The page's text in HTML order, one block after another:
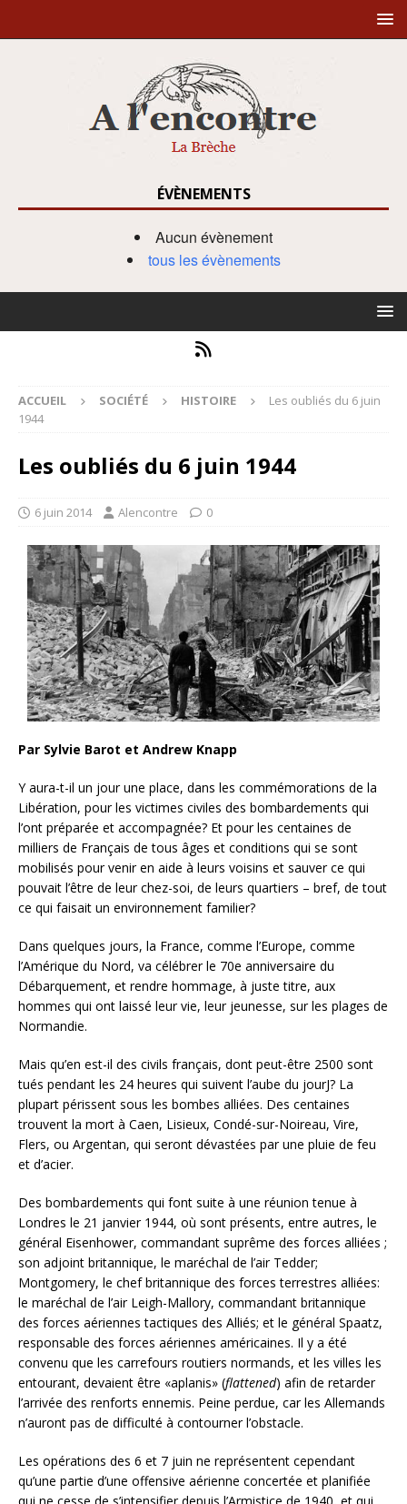
ÉVÈNEMENTS
Aucun évènement
tous les évènements
ACCUEIL SOCIÉTÉ HISTOIRE
Les oubliés du 6 juin
1944
Les oubliés du 6 juin 1944
6 juin 2014 Alencontre 0
Par Sylvie Barot et Andrew Knapp
Y aura-t-il un jour une place, dans les commémorations de la
Libération, pour les victimes civiles des bombardements qui
l’ont préparée et accompagnée? Et pour les centaines de
milliers de Français de tous âges et conditions qui se sont
mobilisés pour venir en aide à leurs voisins et sauver ce qui
pouvait l’être de leur chez-soi, de leurs quartiers – bref, de tout
ce qui faisait un environnement familier?
Dans quelques jours, la France, comme l’Europe, comme
l’Amérique du Nord, va célébrer le 70e anniversaire du
Débarquement, et rendre hommage, à juste titre, aux
hommes qui ont laissé leur vie, leur jeunesse, sur les plages de
Normandie.
Mais qu’en est-il des civils français, dont peut-être 2500 sont
tués pendant les 24 heures qui suivent l’aube du jourJ? La
plupart périssent sous les bombes alliées. Des centaines
trouvent la mort à Caen, Lisieux, Condé-sur-Noireau, Vire,
Flers, ou Argentan, qui seront dévastées par une pluie de feu
et d’acier.
Des bombardements qui font suite à une réunion tenue à
Londres le 21 janvier 1944, où sont présents, entre autres, le
général Eisenhower, commandant suprême des forces alliées ;
son adjoint britannique, le maréchal de l’air Tedder;
Montgomery, le chef britannique des forces terrestres alliées:
le maréchal de l’air Leigh-Mallory, commandant britannique
des forces aériennes tactiques des Alliés; et le général Spaatz,
responsable des forces aériennes américaines. Il y a été
convenu que les carrefours routiers normands, et les villes les
entourant, devaient être «aplanis» (flattened) afin de retarder
l’arrivée des renforts ennemis. Peine perdue, car les Allemands
n’auront pas de difficulté à contourner l’obstacle.
Les opérations des 6 et 7 juin ne représentent cependant
qu’une partie d’une offensive aérienne concertée et planifiée